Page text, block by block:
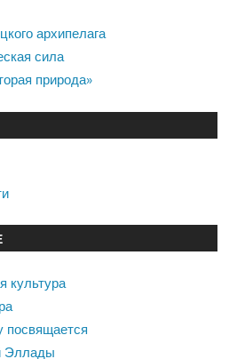
архипелага
сила
природа»
культура
посвящается
Эллады